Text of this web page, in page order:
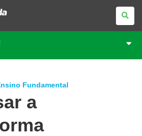
Fundamental
a